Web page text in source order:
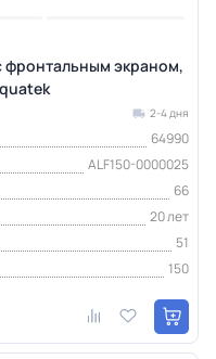
фронтальным экраном,
2-4 дня
64990
ALF150-0000025
66
20 лет
51
150